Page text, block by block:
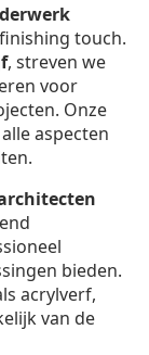
touch.
, streven we
voor
Onze
aspecten
bieden.
acrylverf,
van de